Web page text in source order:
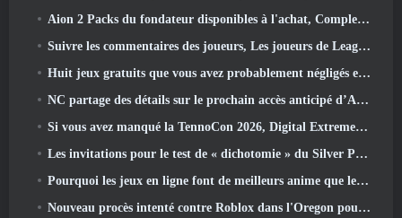
Aion 2 Packs du fondateur disponibles à l'achat, Complet avec cinq jours d'accès anticipé
Suivre les commentaires des joueurs, Les joueurs de League Of Legends Classic n’auront pas à payer pour les skins classiques
Huit jeux gratuits que vous avez probablement négligés et qui font partie du Train Fest de Steam
NC partage des détails sur le prochain accès anticipé d’Aion 2
Si vous avez manqué la TennoCon 2026, Digital Extremes partage tous les panneaux
Les invitations pour le test de « dichotomie » du Silver Palace sont envoyées
Pourquoi les jeux en ligne font de meilleurs anime que les anime ne créent des jeux
Nouveau procès intenté contre Roblox dans l'Oregon pour un incident de toilettage d'enfants